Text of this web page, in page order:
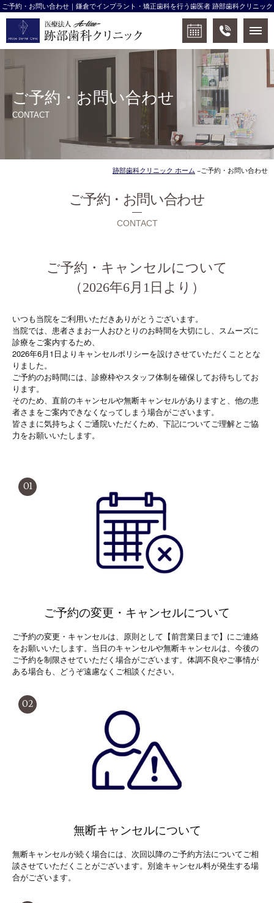
ご予約・お問い合わせ｜鎌倉でインプラント・矯正歯科を行う歯医者 跡部歯科クリニック
ご予約・お問い合わせ
CONTACT
跡部歯科クリニック ホーム ご予約・お問い合わせ
ご予約・お問い合わせ
CONTACT
ご予約・キャンセルについて
（2026年6月1日より）
いつも当院をご利用いただきありがとうございます。
当院では、患者さまお一人おひとりのお時間を大切にし、スムーズに
診療をご案内するため、
2026年6月1日よりキャンセルポリシーを設けさせていただくこととな
りました。
ご予約のお時間には、診療枠やスタッフ体制を確保してお待ちしてお
ります。
そのため、直前のキャンセルや無断キャンセルがありますと、他の患
者さまをご案内できなくなってしまう場合がございます。
皆さまに気持ちよくご通院いただくため、下記についてご理解とご協
力をお願いいたします。
01
ご予約の変更・キャンセルについて
ご予約の変更・キャンセルは、原則として【前営業日まで】にご連絡
をお願いいたします。当日のキャンセルや無断キャンセルは、今後の
ご予約を制限させていただく場合がございます。体調不良やご事情が
ある場合も、どうぞ遠慮なくご相談ください。
02
無断キャンセルについて
無断キャンセルが続く場合には、次回以降のご予約方法についてご相
談させていただくことがございます。別途キャンセル料が発生する場
合がございます。